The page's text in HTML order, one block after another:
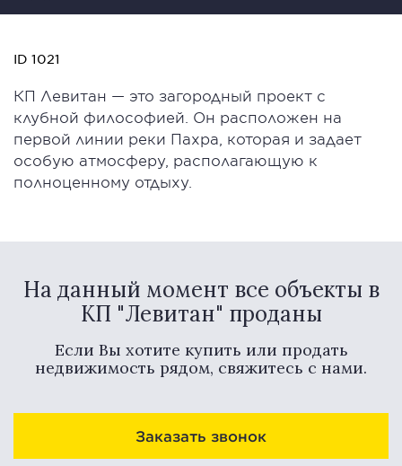
ID 1021
КП Левитан — это загородный проект с
клубной философией. Он расположен на
первой линии реки Пахра, которая и задает
особую атмосферу, располагающую к
полноценному отдыху.
На данный момент все объекты в
КП "Левитан" проданы
Если Вы хотите купить или продать
недвижимость рядом, свяжитесь с нами.
Заказать звонок